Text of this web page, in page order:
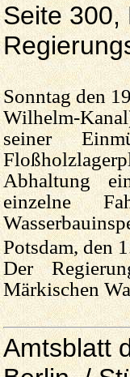
Seite 300,
Sonntag den
Wilhelm-
seiner
Abhaltung
einzelne
Potsdam, den
Der
Märkischen
Amtsblatt